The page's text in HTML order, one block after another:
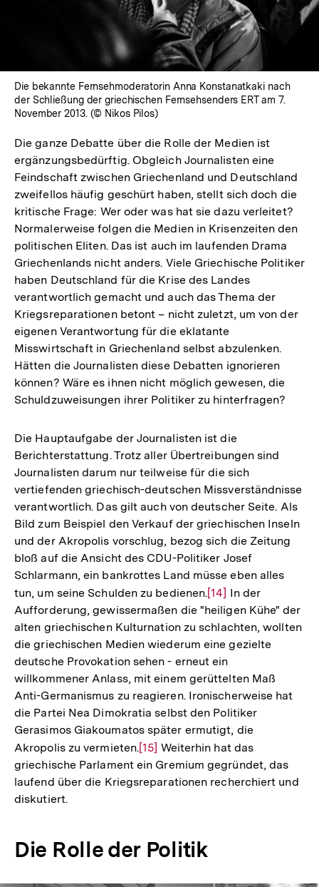
Die bekannte Fernsehmoderatorin Anna Konstanatkaki nach
der Schließung der griechischen Fernsehsenders ERT am 7.
November 2013. (© Nikos Pilos)
Die ganze Debatte über die Rolle der Medien ist
ergänzungsbedürftig. Obgleich Journalisten eine
Feindschaft zwischen Griechenland und Deutschland
zweifellos häufig geschürt haben, stellt sich doch die
kritische Frage: Wer oder was hat sie dazu verleitet?
Normalerweise folgen die Medien in Krisenzeiten den
politischen Eliten. Das ist auch im laufenden Drama
Griechenlands nicht anders. Viele Griechische Politiker
haben Deutschland für die Krise des Landes
verantwortlich gemacht und auch das Thema der
Kriegsreparationen betont – nicht zuletzt, um von der
eigenen Verantwortung für die eklatante
Misswirtschaft in Griechenland selbst abzulenken.
Hätten die Journalisten diese Debatten ignorieren
können? Wäre es ihnen nicht möglich gewesen, die
Schuldzuweisungen ihrer Politiker zu hinterfragen?
Die Hauptaufgabe der Journalisten ist die
Berichterstattung. Trotz aller Übertreibungen sind
Journalisten darum nur teilweise für die sich
vertiefenden griechisch-deutschen Missverständnisse
verantwortlich. Das gilt auch von deutscher Seite. Als
Bild zum Beispiel den Verkauf der griechischen Inseln
und der Akropolis vorschlug, bezog sich die Zeitung
bloß auf die Ansicht des CDU-Politiker Josef
Schlarmann, ein bankrottes Land müsse eben alles
tun, um seine Schulden zu bedienen.Zur
Auflösung
der
Fußnote
[14] In der
Aufforderung, gewissermaßen die "heiligen Kühe" der
alten griechischen Kulturnation zu schlachten, wollten
die griechischen Medien wiederum eine gezielte
deutsche Provokation sehen - erneut ein
willkommener Anlass, mit einem gerüttelten Maß
Anti-Germanismus zu reagieren. Ironischerweise hat
die Partei Nea Dimokratia selbst den Politiker
Gerasimos Giakoumatos später ermutigt, die
Akropolis zu vermieten.Zur
Auflösung
der
[15] Weiterhin hat das
griechische Parlament ein Gremium gegründet, das
laufend über die Kriegsreparationen recherchiert und
diskutiert.
Die Rolle der Politik